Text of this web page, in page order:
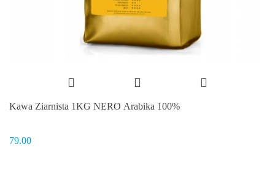
Kawa Ziarnista 1KG NERO Arabika 100%
79.00